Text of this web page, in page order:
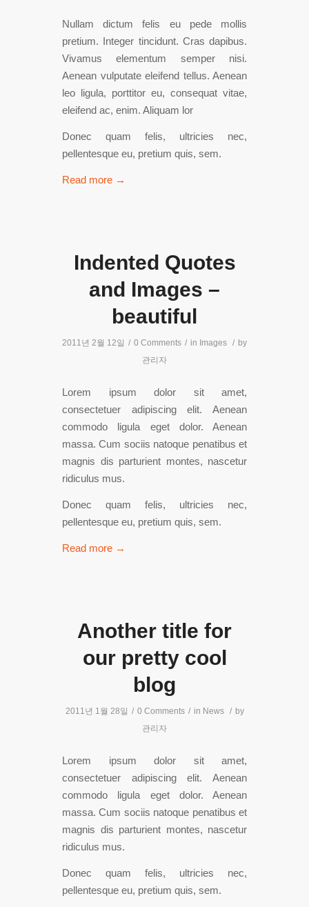
Nullam dictum felis eu pede mollis
pretium. Integer tincidunt. Cras dapibus.
Vivamus elementum semper nisi.
Aenean vulputate eleifend tellus. Aenean
leo ligula, porttitor eu, consequat vitae,
eleifend ac, enim. Aliquam lor
Donec quam felis, ultricies nec,
pellentesque eu, pretium quis, sem.
Read more →
Indented Quotes
and Images –
beautiful
2011년 2월 12일 / 0 Comments / in Images / by
관리자
Lorem ipsum dolor sit amet,
consectetuer adipiscing elit. Aenean
commodo ligula eget dolor. Aenean
massa. Cum sociis natoque penatibus et
magnis dis parturient montes, nascetur
ridiculus mus.
Donec quam felis, ultricies nec,
pellentesque eu, pretium quis, sem.
Read more →
Another title for
our pretty cool
blog
2011년 1월 28일 / 0 Comments / in News / by
관리자
Lorem ipsum dolor sit amet,
consectetuer adipiscing elit. Aenean
commodo ligula eget dolor. Aenean
massa. Cum sociis natoque penatibus et
magnis dis parturient montes, nascetur
ridiculus mus.
Donec quam felis, ultricies nec,
pellentesque eu, pretium quis, sem.